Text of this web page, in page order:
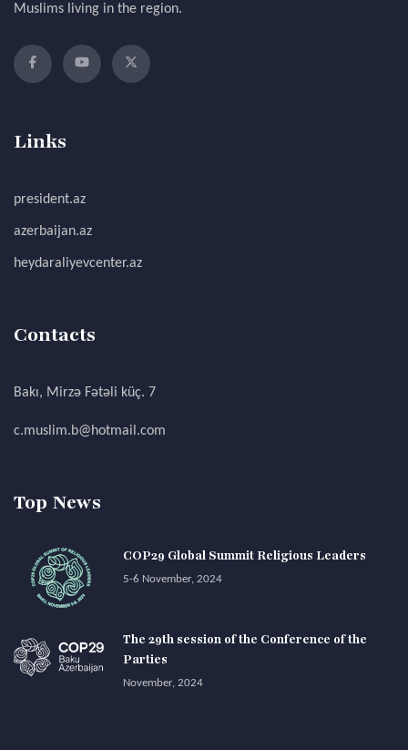
Muslims living in the region.
Links
president.az
azerbaijan.az
heydaraliyevcenter.az
Contacts
Bakı, Mirzə Fətəli küç. 7
c.muslim.b@hotmail.com
Top News
COP29 Global Summit Religious Leaders
5-6 November, 2024
The 29th session of the Conference of the
Parties
November, 2024